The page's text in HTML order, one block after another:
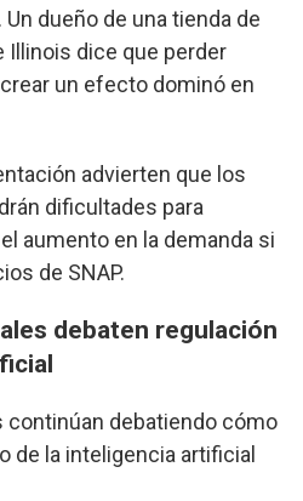
dueño de una tienda de
dice que perder
un efecto dominó en
advierten que los
dificultades para
aumento en la demanda si
de SNAP.
debaten regulación
continúan debatiendo cómo
de la inteligencia artificial